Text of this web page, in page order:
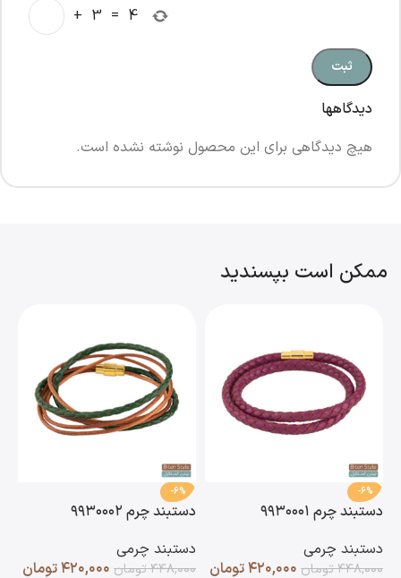
دیدگاهها
هیچ دیدگاهی برای این محصول نوشته نشده است.
+ 3 = 4
ممکن است بپسندید
-6%
دستبند چرم ۹۹۳۰۰۰۱
دستبند چرمی
۴۴۸,۰۰۰تومان ۴۲۰,۰۰۰تومان
-6%
دستبند چرم ۹۹۳۰۰۰۲
دستبند چرمی
۴۴۸,۰۰۰تومان ۴۲۰,۰۰۰تومان